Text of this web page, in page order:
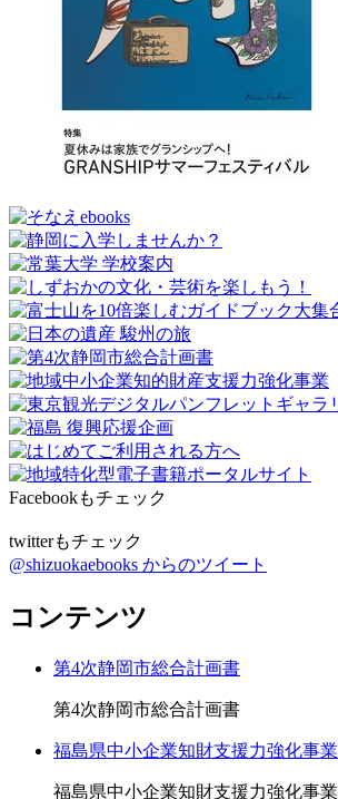
Facebookもチェック
twitterもチェック
@shizuokaebooks からのツイート
コンテンツ
第4次静岡市総合計画書
第4次静岡市総合計画書
福島県中小企業知財支援力強化事業
福島県中小企業知財支援力強化事業